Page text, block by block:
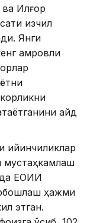
Илғор
изчил
Янги
қамровли
қайд
қийинчиликлар
мустаҳкамлаш
ЕОИИ
ҳажми
этган.